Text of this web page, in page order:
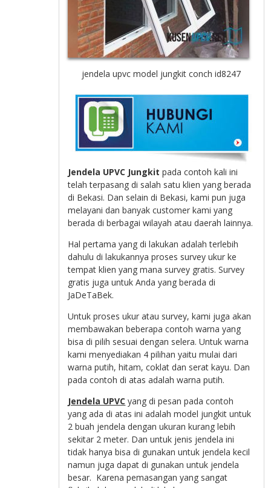
jendela upvc model jungkit conch id8247
Jendela UPVC Jungkit pada contoh kali ini
telah terpasang di salah satu klien yang berada
di Bekasi. Dan selain di Bekasi, kami pun juga
melayani dan banyak customer kami yang
berada di berbagai wilayah atau daerah lainnya.
Hal pertama yang di lakukan adalah terlebih
dahulu di lakukannya proses survey ukur ke
tempat klien yang mana survey gratis. Survey
gratis juga untuk Anda yang berada di
JaDeTaBek.
Untuk proses ukur atau survey, kami juga akan
membawakan beberapa contoh warna yang
bisa di pilih sesuai dengan selera. Untuk warna
kami menyediakan 4 pilihan yaitu mulai dari
warna putih, hitam, coklat dan serat kayu. Dan
pada contoh di atas adalah warna putih.
Jendela UPVC yang di pesan pada contoh
yang ada di atas ini adalah model jungkit untuk
2 buah jendela dengan ukuran kurang lebih
sekitar 2 meter. Dan untuk jenis jendela ini
tidak hanya bisa di gunakan untuk jendela kecil
namun juga dapat di gunakan untuk jendela
besar. Karena pemasangan yang sangat